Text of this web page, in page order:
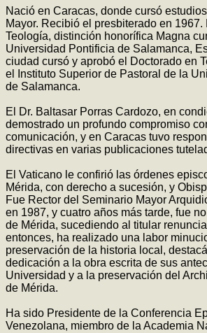
Nació en Caracas, donde cursó
Mayor. Recibió el presbiterado en
Teología, distinción honorífica Magna
Universidad Pontificia de Salamanca,
ciudad cursó y aprobó el Doctorado en
el Instituto Superior de Pastoral de la
de Salamanca.
El Dr. Baltasar Porras Cardozo, en
demostrado un profundo compromiso
comunicación, y en Caracas tuvo
directivas en varias publicaciones
El Vaticano le confirió las órdenes
Mérida, con derecho a sucesión, y
Fue Rector del Seminario Mayor
en 1987, y cuatro años más tarde, fue
de Mérida, sucediendo al titular
entonces, ha realizado una labor
preservación de la historia local,
dedicación a la obra escrita de sus
Universidad y a la preservación del
de Mérida.
Ha sido Presidente de la Conferencia
Venezolana, miembro de la Academia